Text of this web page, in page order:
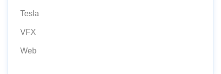
Tesla
VFX
Web